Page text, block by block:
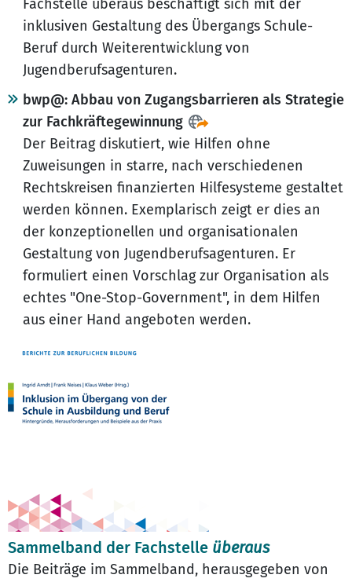
Fachstelle überaus beschäftigt sich mit der
inklusiven Gestaltung des Übergangs Schule-
Beruf durch Weiterentwicklung von
Jugendberufsagenturen.
bwp@: Abbau von Zugangsbarrieren als Strategie
zur Fachkräftegewinnung
Der Beitrag diskutiert, wie Hilfen ohne
Zuweisungen in starre, nach verschiedenen
Rechtskreisen finanzierten Hilfesysteme gestaltet
werden können. Exemplarisch zeigt er dies an
der konzeptionellen und organisationalen
Gestaltung von Jugendberufsagenturen. Er
formuliert einen Vorschlag zur Organisation als
echtes "One-Stop-Government", in dem Hilfen
aus einer Hand angeboten werden.
Sammelband der Fachstelle überaus
Die Beiträge im Sammelband, herausgegeben von